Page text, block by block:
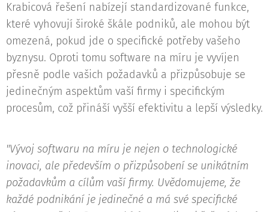
Krabicová řešení nabízejí standardizované funkce,
které vyhovují široké škále podniků, ale mohou být
omezená, pokud jde o specifické potřeby vašeho
byznysu. Oproti tomu software na míru je vyvíjen
přesně podle vašich požadavků a přizpůsobuje se
jedinečným aspektům vaší firmy i specifickým
procesům, což přináší vyšší efektivitu a lepší výsledky.
"Vývoj softwaru na míru je nejen o technologické
inovaci, ale především o přizpůsobení se unikátním
požadavkům a cílům vaší firmy. Uvědomujeme, že
každé podnikání je jedinečné a má své specifické